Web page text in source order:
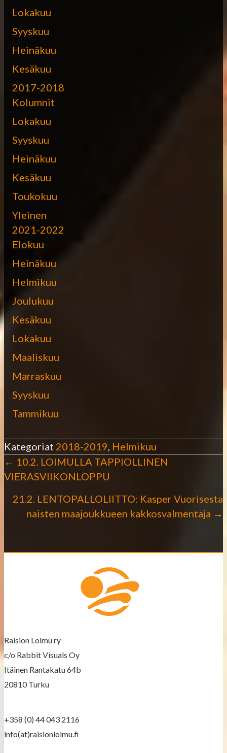
Lokakuu
Syyskuu
Heinäkuu
Kesäkuu
2017-2018
Kolumnit
Lokakuu
Syyskuu
Heinäkuu
Kesäkuu
Toukokuu
Yleinen
2021-2022
Elokuu
Heinäkuu
Helmikuu
Joulukuu
Kesäkuu
Lokakuu
Maaliskuu
Marraskuu
Syyskuu
Tammikuu
Kategoriat 2018-2019 Helmikuu
P
i
g
a
t
i
← 10.2. LOIMULLA TAPPIOLLINEN
VIERASVIIKONLOPPU
21.2. LENTOPALLOLIITTO: Kasper Vuorisesta
naisten maajoukkueen kakkosvalmentaja →
Raision Loimu ry
c/o Rabbit Visuals Oy
Itäinen Rantakatu 64b
20810 Turku
+358 (0) 44 043 2116
info(at)raisionloimu.fi